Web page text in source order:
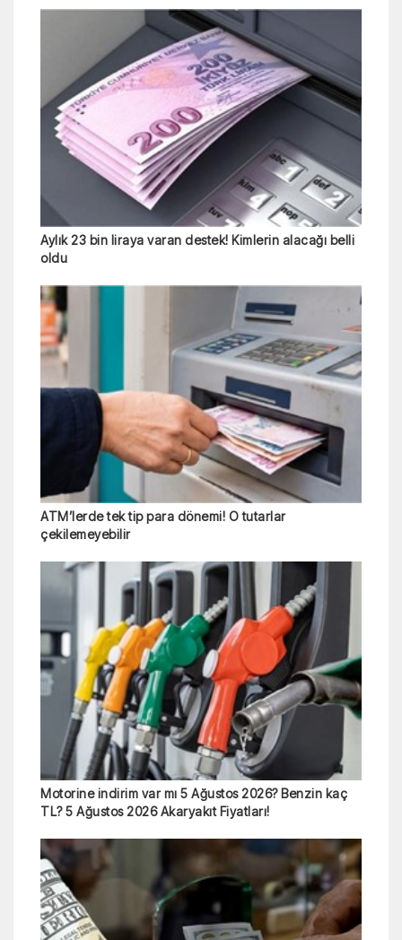
Aylık 23 bin liraya varan destek! Kimlerin alacağı belli
oldu
ATM’lerde tek tip para dönemi! O tutarlar
çekilemeyebilir
Motorine indirim var mı 5 Ağustos 2026? Benzin kaç
TL? 5 Ağustos 2026 Akaryakıt Fiyatları!